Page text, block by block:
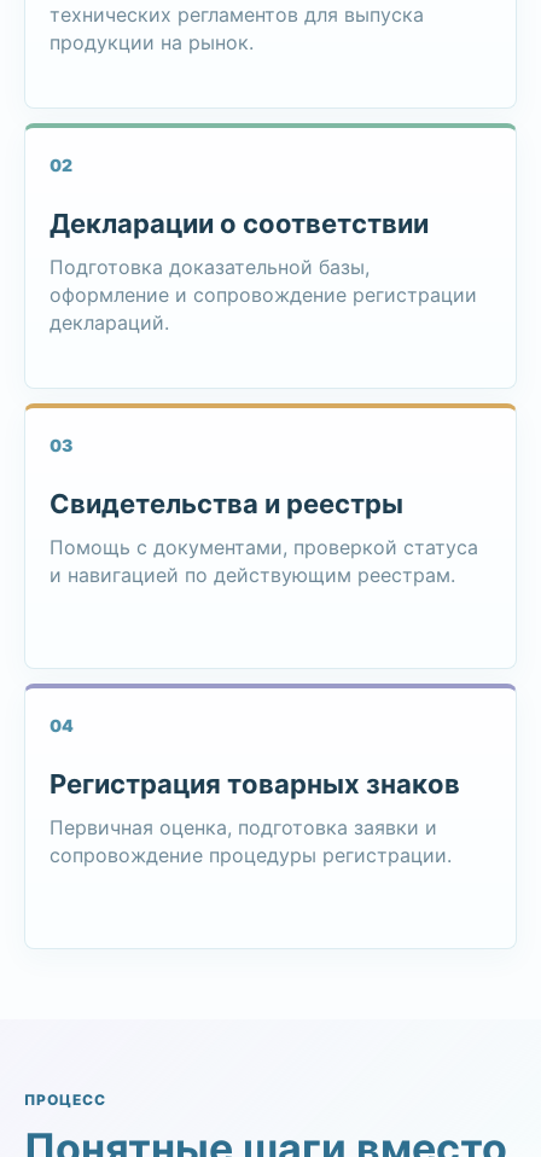
технических регламентов для выпуска
продукции на рынок.
02
Декларации о соответствии
Подготовка доказательной базы,
оформление и сопровождение регистрации
деклараций.
03
Свидетельства и реестры
Помощь с документами, проверкой статуса
и навигацией по действующим реестрам.
04
Регистрация товарных знаков
Первичная оценка, подготовка заявки и
сопровождение процедуры регистрации.
ПРОЦЕСС